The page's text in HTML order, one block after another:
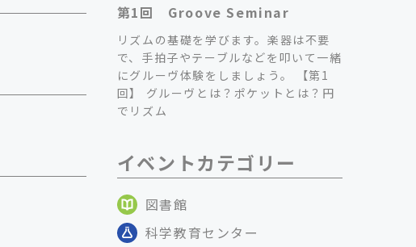
第1回 Groove Seminar
リズムの基礎を学びます。楽器は不要
で、手拍子やテーブルなどを叩いて一緒
にグルーヴ体験をしましょう。 【第1
回】 グルーヴとは？ポケットとは？円
でリズム
イベントカテゴリー
図書館
科学教育センター